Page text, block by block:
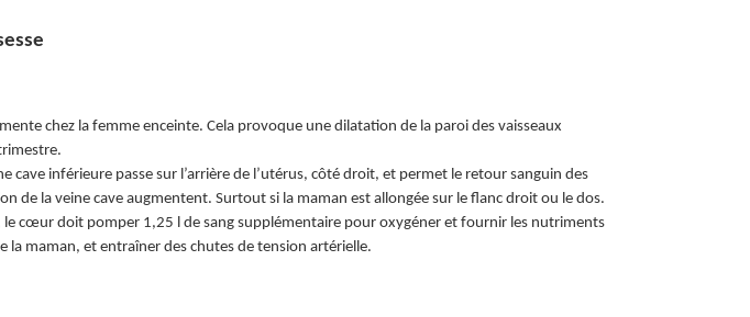
chez la femme enceinte. Cela provoque une dilatation de la paroi des vaisseaux
cave inférieure passe sur l’arrière de l’utérus, côté droit, et permet le retour sanguin des
de la veine cave augmentent. Surtout si la maman est allongée sur le flanc droit ou le dos.
le cœur doit pomper 1,25 l de sang supplémentaire pour oxygéner et fournir les nutriments
maman, et entraîner des chutes de tension artérielle.